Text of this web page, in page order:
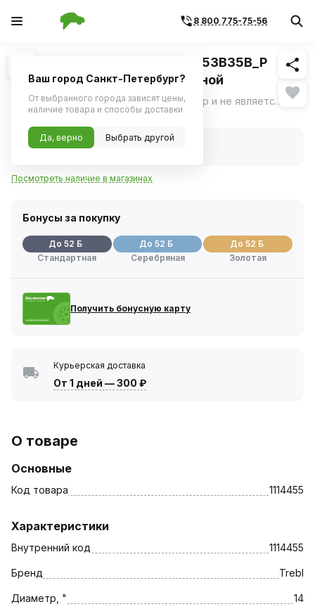
8 800 775-75-56
1/1 Похожие
Штампованные диски TREBL 53B35B_P
5x14/4x98 D58.6 ET35 Стальной
Фото носит ознакомительный характер и не является определяющим фактором. ещё
Нет в наличии
Нет в наличии
Посмотреть наличие в магазинах
Бонусы за покупку
До 52 Б
Стандартная
До 52 Б
Серебряная
До 52 Б
Золотая
Получить бонусную карту
Курьерская доставка
От 1 дней —300 ₽
О товаре
Основные
Код товара 1114455
Характеристики
Внутренний код 1114455
Бренд Trebl
Диаметр, " 14
Ваш город Санкт-Петербург?
От выбранного города зависят цены,
наличие товара и способы доставки
Да, верно Выбрать другой